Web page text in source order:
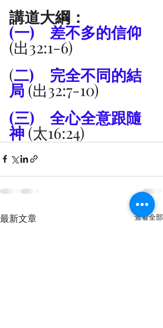
講道大綱：
(一) 	差不多的信仰
(出32:1-6)
(二) 	完全不同的結
局 (出32:7-10)
(三) 	全心全意跟隨
神 (太16:24)
最新文章 查看全部